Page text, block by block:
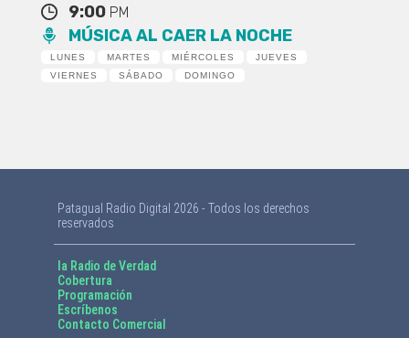
9:00 PM
MÚSICA AL CAER LA NOCHE
LUNES MARTES MIÉRCOLES
JUEVES
VIERNES
SÁBADO DOMINGO
Patagual Radio Digital 2026 - Todos los derechos
reservados
la Radio de Verdad
Cobertura
Programación
Escríbenos
Contacto Comercial